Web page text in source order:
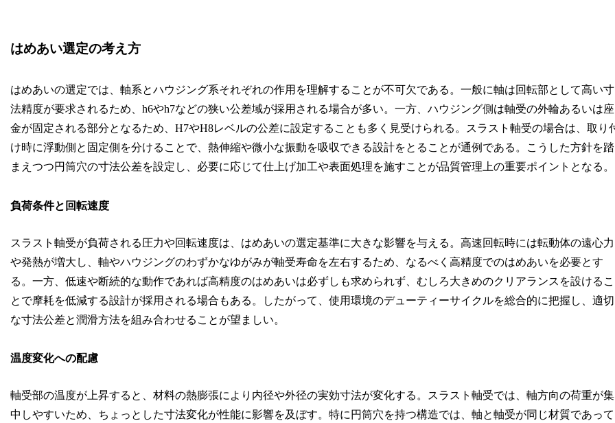
はめあい選定の考え方
はめあいの選定では、軸系とハウジング系それぞれの作用を理解することが不可欠である。一般に軸は回転部として高い寸
法精度が要求されるため、h6やh7などの狭い公差域が採用される場合が多い。一方、ハウジング側は軸受の外輪あるいは座
金が固定される部分となるため、H7やH8レベルの公差に設定することも多く見受けられる。スラスト軸受の場合は、取り
け時に浮動側と固定側を分けることで、熱伸縮や微小な振動を吸収できる設計をとることが通例である。こうした方針を踏
まえつつ円筒穴の寸法公差を設定し、必要に応じて仕上げ加工や表面処理を施すことが品質管理上の重要ポイントとなる。
負荷条件と回転速度
スラスト軸受が負荷される圧力や回転速度は、はめあいの選定基準に大きな影響を与える。高速回転時には転動体の遠心力
や発熱が増大し、軸やハウジングのわずかなゆがみが軸受寿命を左右するため、なるべく高精度でのはめあいを必要とす
る。一方、低速や断続的な動作であれば高精度のはめあいは必ずしも求められず、むしろ大きめのクリアランスを設けるこ
とで摩耗を低減する設計が採用される場合もある。したがって、使用環境のデューティーサイクルを総合的に把握し、適切
な寸法公差と潤滑方法を組み合わせることが望ましい。
温度変化への配慮
軸受部の温度が上昇すると、材料の熱膨張により内径や外径の実効寸法が変化する。スラスト軸受では、軸方向の荷重が集
中しやすいため、ちょっとした寸法変化が性能に影響を及ぼす。特に円筒穴を持つ構造では、軸と軸受が同じ材質であって